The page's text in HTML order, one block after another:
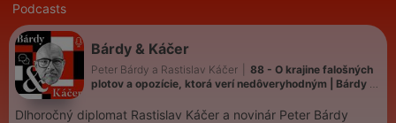
Podcasts
Bárdy & Káčer
Peter Bárdy a Rastislav Káčer
88 - O krajine falošných
plotov a opozície, ktorá verí nedôveryhodným | Bárdy &
Dlhoročný diplomat Rastislav Káčer a novinár Peter Bárdy